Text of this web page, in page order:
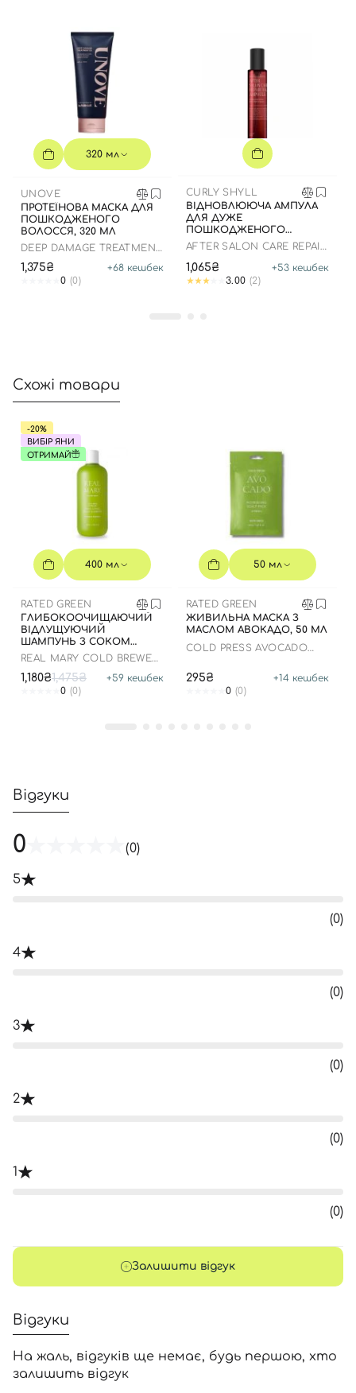
320 мл
UNOVE
ПРОТЕЇНОВА МАСКА ДЛЯ
ПОШКОДЖЕНОГО
ВОЛОССЯ, 320 МЛ
DEEP DAMAGE TREATMENT
1,375₴ +68 кешбек
0 (0)
CURLY SHYLL
ВІДНОВЛЮЮЧА АМПУЛА
ДЛЯ ДУЖЕ
ПОШКОДЖЕНОГО
ВОЛОССЯ, 100 МЛ
AFTER SALON CARE REPAIR
1,065₴ +53 кешбек
3.00 (2)
Схожі товари
-20%
ВИБІР ЯНИ
ОТРИМАЙ
400 мл
RATED GREEN
ГЛИБОКООЧИЩАЮЧИЙ
ВІДЛУЩУЮЧИЙ
ШАМПУНЬ З СОКОМ
РОЗМАРИНУ, 400 МЛ
REAL MARY COLD BREWED
SCALP SHAMPOO
1,180₴1,475₴ +59 кешбек
0 (0)
50 мл
RATED GREEN
ЖИВИЛЬНА МАСКА З
МАСЛОМ АВОКАДО, 50 МЛ
COLD PRESS AVOCADO
295₴ +14 кешбек
0 (0)
Відгуки
0 (0)
5
(0)
4
(0)
3
(0)
2
(0)
1
(0)
Залишити відгук
Відгуки
На жаль, відгуків ще немає, будь першою, хто
залишить відгук
Вхід Реєстрація
Номер телефону
Відправляючи форму для авторизації/реєстрації ви
приймаєте умови Угоди користувача
Далі